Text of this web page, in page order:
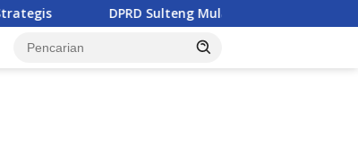
DPRD Sulteng Mulai Susun Aturan Bantuan Hukum